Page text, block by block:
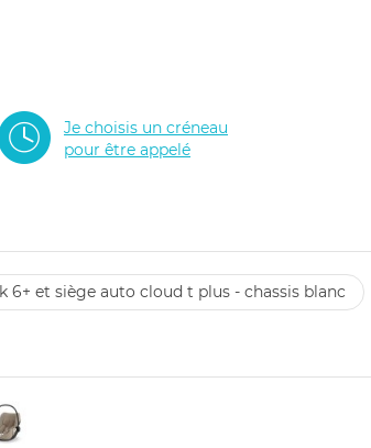
Je choisis un créneau
pour être appelé
6+ et siège auto cloud t plus - chassis blanc